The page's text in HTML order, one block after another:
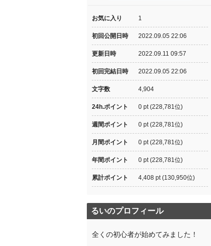
お気に入り 1
初回公開日時 2022.09.05 22:06
更新日時 2022.09.11 09:57
初回完結日時 2022.09.05 22:06
文字数 4,904
24h.ポイント 0 pt (228,781位)
週間ポイント 0 pt (228,781位)
月間ポイント 0 pt (228,781位)
年間ポイント 0 pt (228,781位)
累計ポイント 4,408 pt (130,950位)
るいのプロフィール
全くの初心者が始めてみました！